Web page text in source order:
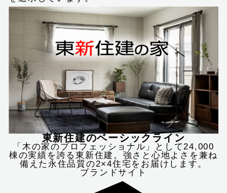
東新住建のベーシックライン
「木の家のプロフェッショナル」として24,000
棟の実績を誇る東新住建。強さと心地よさを兼ね
備えた永住品質の2×4住宅をお届けします。
ブランドサイト